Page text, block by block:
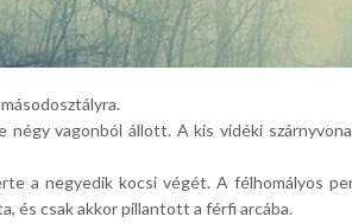
négy vagonból állott. A kis vidéki
a negyedik kocsi végét. A félhomályos
és csak akkor pillantott a férfi arcába.